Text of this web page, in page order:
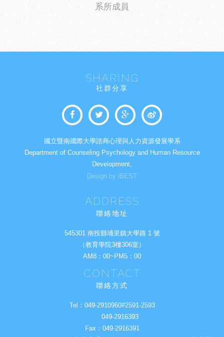
系所成員
SHARING
社群分享
國立暨南國際大學諮商心理與人力資源發展學系
Department of Counseling Psychology and Human Resource
Development,
Design by iBEST
ADDRESS
聯絡地址
545301 南投縣埔里鎮大學路 1 號
（教育學院3樓306室）
AM8：00~PM5：00
CONTACT
聯絡方式
Tel： 049-2910960#2591-2593
049-2916393
Fax： 049-2916391